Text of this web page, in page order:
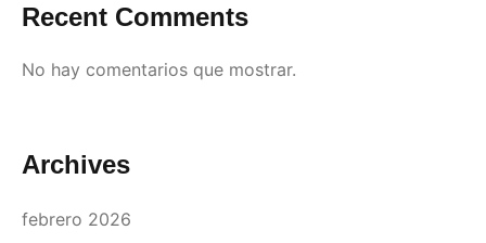
Recent Comments
No hay comentarios que mostrar.
Archives
febrero 2026